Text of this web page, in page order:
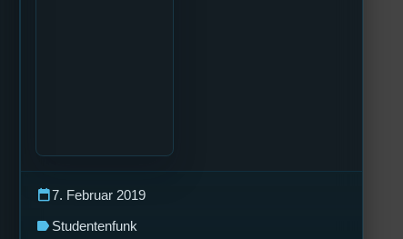
calendar_today7. Februar 2019
label Studentenfunk